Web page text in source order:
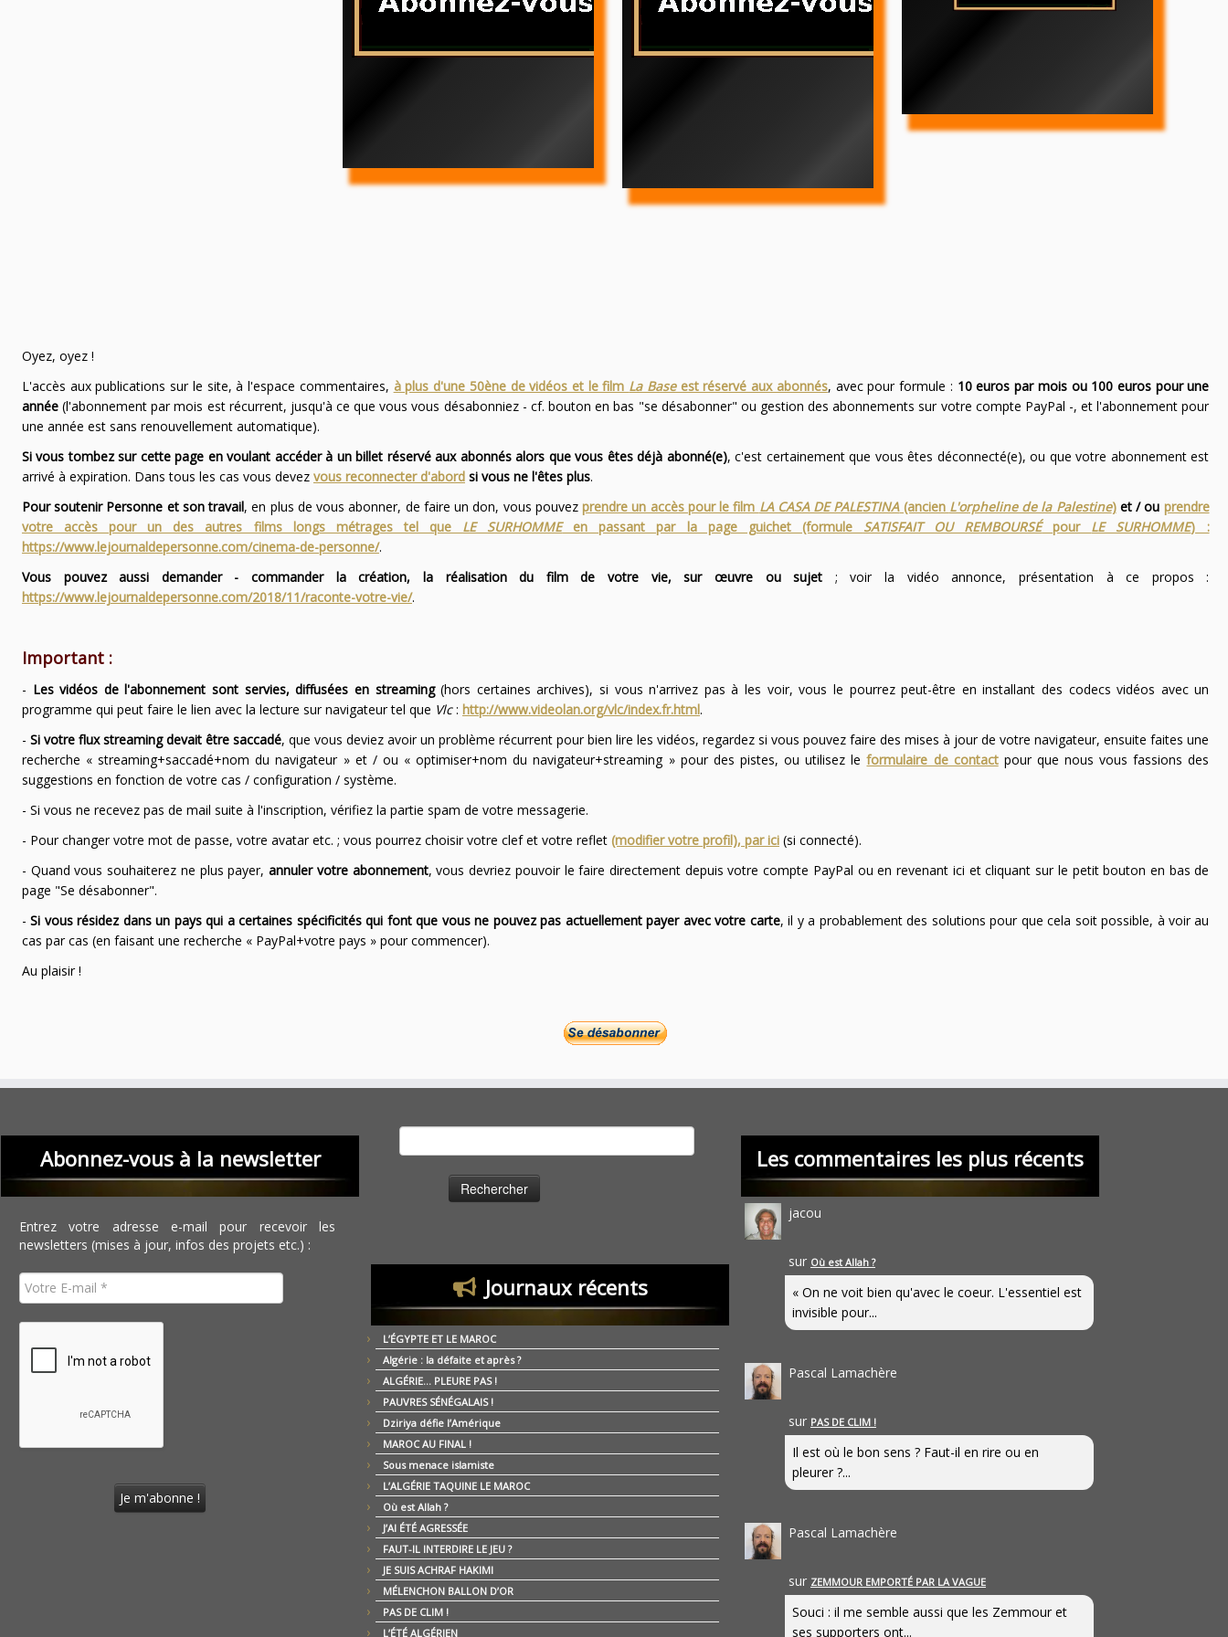
Oyez, oyez !
L'accès aux publications sur le site, à l'espace commentaires, à plus d'une 50ène de vidéos et le film La Baseest réservé aux abonnés, avec pour formule : 10 euros par mois ou 100 euros pour une
année(l'abonnement par mois est récurrent, jusqu'à ce que vous vous désabonniez - cf. bouton en bas "se désabonner" ou gestion des abonnements sur votre compte PayPal -, et l'abonnement pour
une année est sans renouvellement automatique).
Si vous tombez sur cette page en voulant accéder à un billet réservé aux abonnés alors que vous êtes déjà abonné(e), c'est certainement que vous êtes déconnecté(e), ou que votre abonnement est
arrivé à expiration. Dans tous les cas vous devez vous reconnecter d'abordsi vous ne l'êtes plus.
Pour soutenir Personne et son travail, en plus de vous abonner, de faire un don, vous pouvezprendre un accès pour le film LA CASA DE PALESTINA(ancien L'orpheline de la Palestine)et / ou prendre
votre accès pour un des autres films longs métrages tel que LE SURHOMMEen passant par la page guichet (formule SATISFAIT OU REMBOURSÉpour LE SURHOMME) :
https://www.lejournaldepersonne.com/cinema-de-personne/.
Vous pouvez aussi demander - commander la création, la réalisation du film de votre vie, sur œuvre ou sujet ; voir la vidéo annonce, présentation à ce propos :
https://www.lejournaldepersonne.com/2018/11/raconte-votre-vie/.
Important :
- Les vidéos de l'abonnement sont servies, diffusées en streaming(hors certaines archives), si vous n'arrivez pas à les voir, vous le pourrez peut-être en installant des codecs vidéos avec un
programme qui peut faire le lien avec la lecture sur navigateur tel que Vlc: http://www.videolan.org/vlc/index.fr.html.
- Si votre flux streaming devait être saccadé, que vous deviez avoir un problème récurrent pour bien lire les vidéos, regardez si vous pouvez faire des mises à jour de votre navigateur, ensuite faites une
recherche « streaming+saccadé+nom du navigateur » et / ou « optimiser+nom du navigateur+streaming » pour des pistes, ou utilisez leformulaire de contactpour que nous vous fassions des
suggestions en fonction de votre cas / configuration / système.
- Si vous ne recevez pas de mail suite à l'inscription, vérifiez la partie spam de votre messagerie.
- Pour changer votre mot de passe, votre avatar etc. ; vous pourrez choisir votre clef et votre reflet (modifier votre profil), par ici(si connecté).
- Quand vous souhaiterez ne plus payer,annuler votre abonnement, vous devriez pouvoir le faire directement depuis votre compte PayPal ou en revenant ici et cliquant sur le petit bouton en bas de
page "Se désabonner".
-Si vous résidez dans un pays qui a certaines spécificités qui font que vous ne pouvez pas actuellement payer avec votre carte, il y a probablement des solutions pour que cela soit possible, à voir au
cas par cas (en faisant une recherche « PayPal+votre pays » pour commencer).
Au plaisir !
Abonnez-vous à la newsletter
Entrez votre adresse e-mail pour recevoir les
newsletters (mises à jour, infos des projets etc.) :
Journaux récents
L’ÉGYPTE ET LE MAROC
Algérie : la défaite et après ?
ALGÉRIE… PLEURE PAS !
PAUVRES SÉNÉGALAIS !
Dziriya défie l’Amérique
MAROC AU FINAL !
Sous menace islamiste
L’ALGÉRIE TAQUINE LE MAROC
Où est Allah ?
J’AI ÉTÉ AGRESSÉE
FAUT-IL INTERDIRE LE JEU ?
JE SUIS ACHRAF HAKIMI
MÉLENCHON BALLON D’OR
PAS DE CLIM !
L’ÉTÉ ALGÉRIEN
Les commentaires les plus récents
jacou
sur Où est Allah ?
« On ne voit bien qu'avec le coeur. L'essentiel est
invisible pour...
Pascal Lamachère
sur PAS DE CLIM !
Il est où le bon sens ? Faut-il en rire ou en
pleurer ?...
Pascal Lamachère
sur ZEMMOUR EMPORTÉ PAR LA VAGUE
Souci : il me semble aussi que les Zemmour et
ses supporters ont...